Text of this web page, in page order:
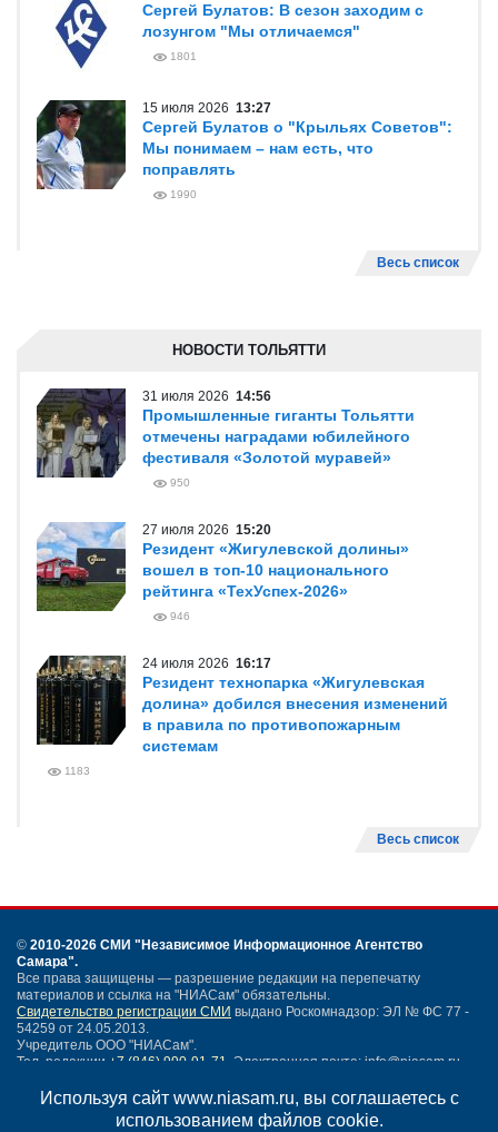
Используя сайт www.niasam.ru, вы соглашаетесь с
использованием файлов cookie.
Сергей Булатов: В сезон заходим с
лозунгом "Мы отличаемся"
1801
15 июля 2026 13:27
Сергей Булатов о "Крыльях Советов":
Мы понимаем – нам есть, что
поправлять
1990
Весь список
НОВОСТИ ТОЛЬЯТТИ
31 июля 2026 14:56
Промышленные гиганты Тольятти
отмечены наградами юбилейного
фестиваля «Золотой муравей»
950
27 июля 2026 15:20
Резидент «Жигулевской долины»
вошел в топ-10 национального
рейтинга «ТехУспех-2026»
946
24 июля 2026 16:17
Резидент технопарка «Жигулевская
долина» добился внесения изменений
в правила по противопожарным
системам
1183
Весь список
© 2010-2026 СМИ "Независимое Информационное Агентство
Самара".
Все права защищены — разрешение редакции на перепечатку
материалов и ссылка на "НИАСам" обязательны.
Свидетельство регистрации СМИ выдано Роскомнадзор: ЭЛ № ФС 77 -
54259 от 24.05.2013.
Учредитель ООО "НИАСам".
Тел. редакции +7 (846) 990-91-71. Электронная почта: info@niasam.ru
Написать письмо